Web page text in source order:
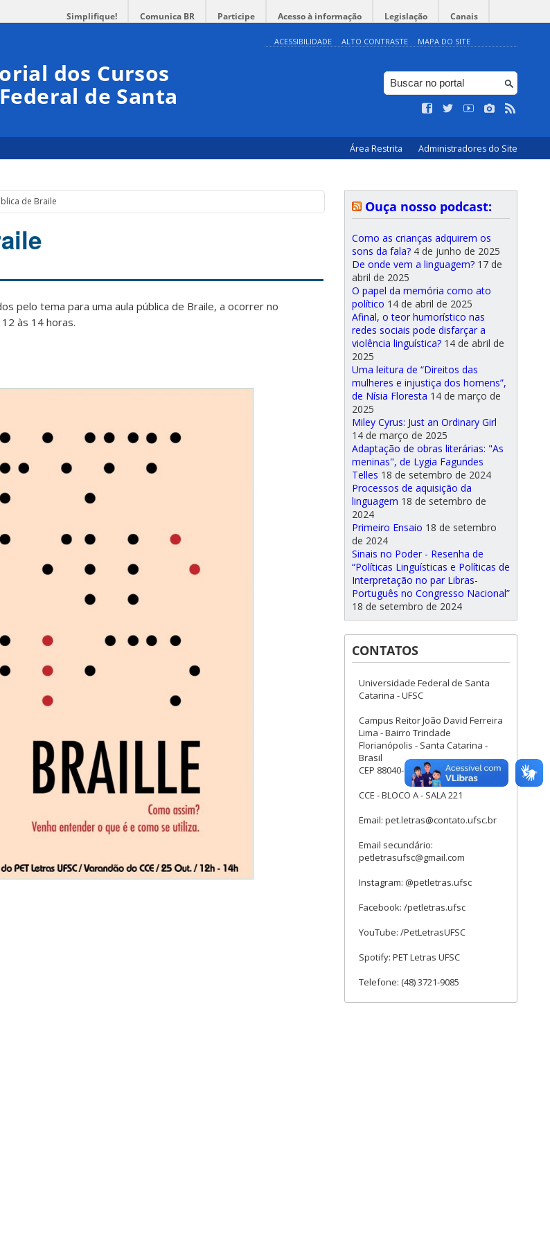
Simplifique! Comunica BR Participe Acesso à informação Legislação Canais
ACESSIBILIDADE ALTO CONTRASTE MAPA DO SITE
dos Cursos
de Santa
Área Restrita Administradores do Site
de Braile
pelo tema para uma aula pública de Braile, a ocorrer no
às 14 horas.
Ouça nosso podcast:
Como as crianças adquirem os
sons da fala? 4 de junho de 2025
De onde vem a linguagem? 17 de
abril de 2025
O papel da memória como ato
político 14 de abril de 2025
Afinal, o teor humorístico nas
redes sociais pode disfarçar a
violência linguística? 14 de abril de
2025
Uma leitura de “Direitos das
mulheres e injustiça dos homens”,
de Nísia Floresta 14 de março de
2025
Miley Cyrus: Just an Ordinary Girl
14 de março de 2025
Adaptação de obras literárias: "As
meninas", de Lygia Fagundes
Telles 18 de setembro de 2024
Processos de aquisição da
linguagem 18 de setembro de
2024
Primeiro Ensaio 18 de setembro
de 2024
Sinais no Poder - Resenha de
“Políticas Linguísticas e Políticas de
Interpretação no par Libras-
Português no Congresso Nacional”
18 de setembro de 2024
CONTATOS
Universidade Federal de Santa
Catarina - UFSC
Campus Reitor João David Ferreira
Lima - Bairro Trindade
Florianópolis - Santa Catarina -
Brasil
CEP 88040-900
CCE - BLOCO A - SALA 221
Email: pet.letras@contato.ufsc.br
Email secundário:
petletrasufsc@gmail.com
Instagram: @petletras.ufsc
Facebook: /petletras.ufsc
YouTube: /PetLetrasUFSC
Spotify: PET Letras UFSC
Telefone: (48) 3721-9085